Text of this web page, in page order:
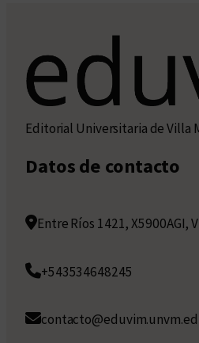
Editorial Universitaria de Villa
Datos de contacto
Entre Ríos 1421, X5900AGI,
+543534648245